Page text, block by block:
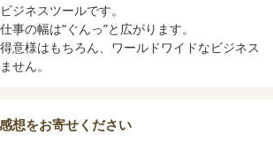
ジネスツールです。
事の幅は“ぐんっ”と広がります。
意様はもちろん、ワールドワイドなビジネス
せん。
想をお寄せください